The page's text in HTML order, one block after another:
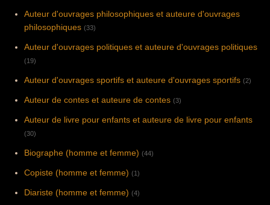
Auteur d'ouvrages philosophiques et auteure d'ouvrages
philosophiques (33)
Auteur d'ouvrages politiques et auteure d'ouvrages politiques
(19)
Auteur d'ouvrages sportifs et auteure d'ouvrages sportifs (2)
Auteur de contes et auteure de contes (3)
Auteur de livre pour enfants et auteure de livre pour enfants
(30)
Biographe (homme et femme) (44)
Copiste (homme et femme) (1)
Diariste (homme et femme) (4)